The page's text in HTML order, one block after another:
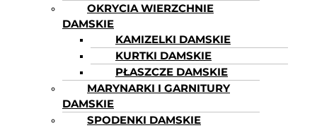
OKRYCIA WIERZCHNIE
DAMSKIE
KAMIZELKI DAMSKIE
KURTKI DAMSKIE
PŁASZCZE DAMSKIE
MARYNARKI I GARNITURY
DAMSKIE
SPODENKI DAMSKIE